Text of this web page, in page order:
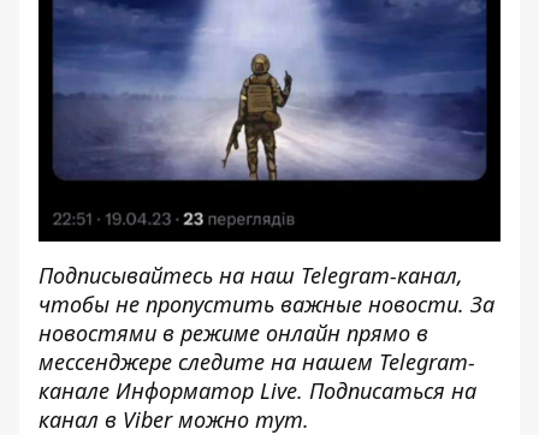
Подписывайтесь на наш Telegram-канал,
чтобы не пропустить важные новости. За
новостями в режиме онлайн прямо в
мессенджере следите на нашем Telegram-
канале Информатор Live. Подписаться на
канал в Viber можно тут.